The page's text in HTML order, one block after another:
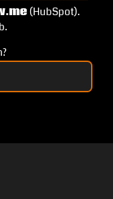
(HubSpot).